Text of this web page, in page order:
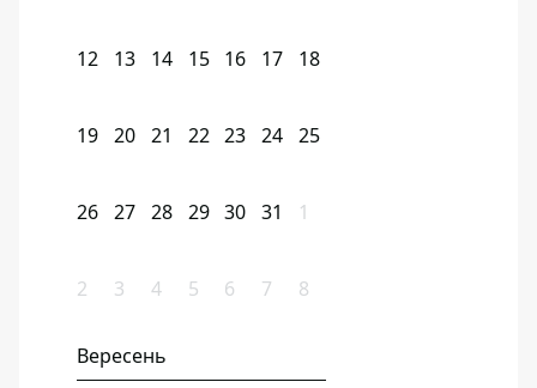
12 13 14 15 16 17 18
19 20 21 22 23 24 25
26 27 28 29 30 31 1
2 3 4 5 6 7 8
Вересень